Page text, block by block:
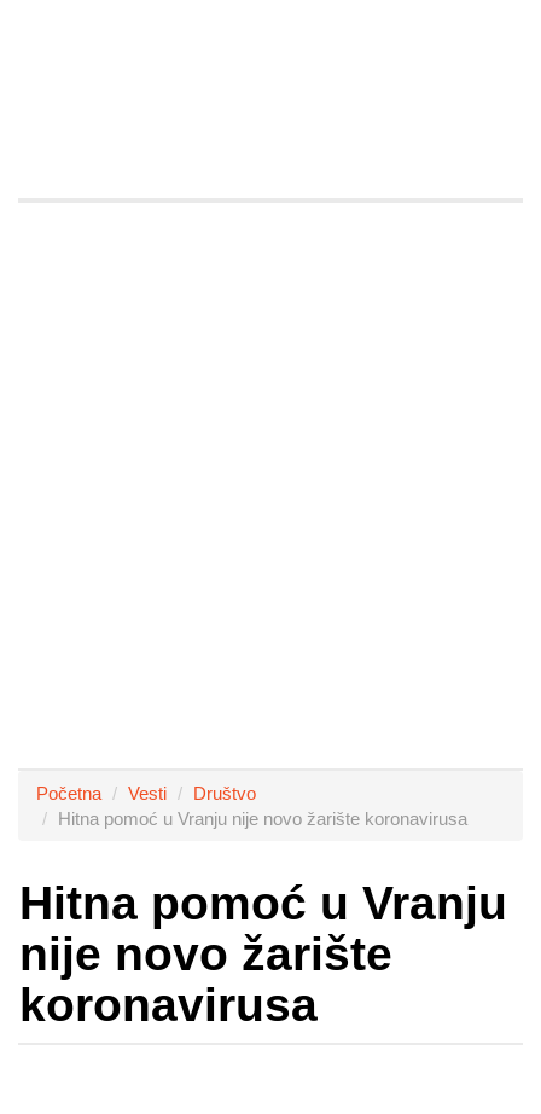
Početna Vesti
Društvo
Hitna pomoć u Vranju nije novo žarište koronavirusa
Hitna pomoć u Vranju
nije novo žarište
koronavirusa